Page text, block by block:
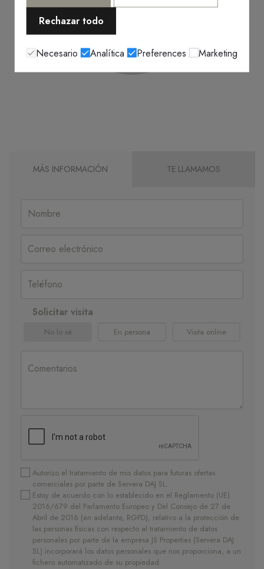
MÁS INFORMACIÓN TE LLAMAMOS
Solicitar visita
No lo sé En persona Visita online
Autorizo el tratamiento de mis datos para futuras ofertas
comerciales por parte de Servera DAJ SL.
Estoy de acuerdo con lo establecido en el Reglamento (UE)
2016/679 del Parlamento Europeo y Del Consejo de 27 de
Abril de 2016 (en adelante, RGPD), relativo a la protección de
las personas físicas con respecto al tratamiento de datos
personales por parte de la empresa JS Properties (Servera DAJ
SL) incorporará los datos personales que nos proporciona, a un
fichero automatizado de su propiedad.
Rechazar todo
Necesario Analítica Preferences Marketing